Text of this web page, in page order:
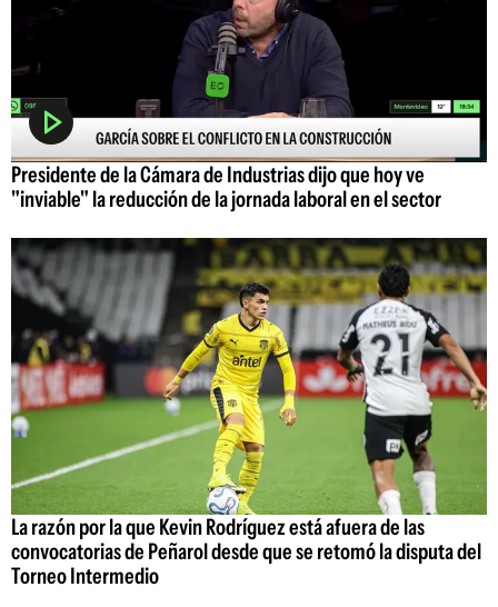
Presidente de la Cámara de Industrias dijo que hoy ve
"inviable" la reducción de la jornada laboral en el sector
La razón por la que Kevin Rodríguez está afuera de las
convocatorias de Peñarol desde que se retomó la disputa del
Torneo Intermedio